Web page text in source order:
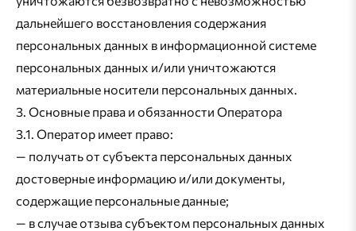
дальнейшего восстановления содержания
персональных данных в информационной системе
персональных данных и/или уничтожаются
материальные носители персональных данных.
3. Основные права и обязанности Оператора
3.1. Оператор имеет право:
— получать от субъекта персональных данных
достоверные информацию и/или документы,
содержащие персональные данные;
— в случае отзыва субъектом персональных данных